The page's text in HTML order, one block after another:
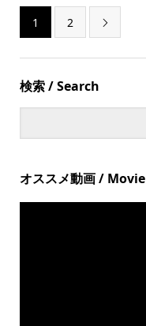
1 2 
検索 / Search
オススメ動画 / Movie